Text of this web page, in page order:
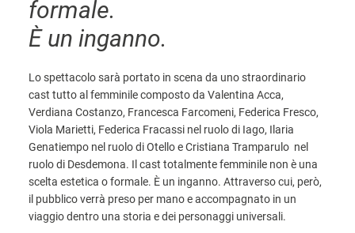
formale.
È un inganno.
Lo spettacolo sarà portato in scena da uno straordinario
cast tutto al femminile composto da Valentina Acca,
Verdiana Costanzo, Francesca Farcomeni, Federica Fresco,
Viola Marietti, Federica Fracassi nel ruolo di Iago, Ilaria
Genatiempo nel ruolo di Otello e Cristiana Tramparulo nel
ruolo di Desdemona. Il cast totalmente femminile non è una
scelta estetica o formale. È un inganno. Attraverso cui, però,
il pubblico verrà preso per mano e accompagnato in un
viaggio dentro una storia e dei personaggi universali.